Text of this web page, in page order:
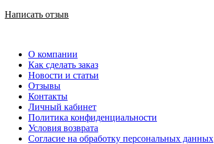
Написать отзыв
О компании
Как сделать заказ
Новости и статьи
Отзывы
Контакты
Личный кабинет
Политика конфиденциальности
Условия возврата
Согласие на обработку персональных данных